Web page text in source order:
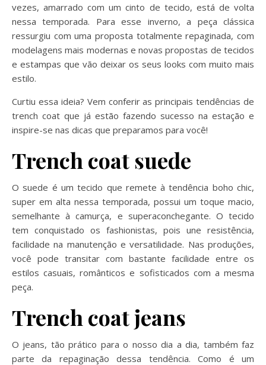
vezes, amarrado com um cinto de tecido, está de volta
nessa temporada. Para esse inverno, a peça clássica
ressurgiu com uma proposta totalmente repaginada, com
modelagens mais modernas e novas propostas de tecidos
e estampas que vão deixar os seus looks com muito mais
estilo.
Curtiu essa ideia? Vem conferir as principais tendências de
trench coat que já estão fazendo sucesso na estação e
inspire-se nas dicas que preparamos para você!
Trench coat suede
O suede é um tecido que remete à tendência boho chic,
super em alta nessa temporada, possui um toque macio,
semelhante à camurça, e superaconchegante. O tecido
tem conquistado os fashionistas, pois une resistência,
facilidade na manutenção e versatilidade. Nas produções,
você pode transitar com bastante facilidade entre os
estilos casuais, românticos e sofisticados com a mesma
peça.
Trench coat jeans
O jeans, tão prático para o nosso dia a dia, também faz
parte da repaginação dessa tendência. Como é um